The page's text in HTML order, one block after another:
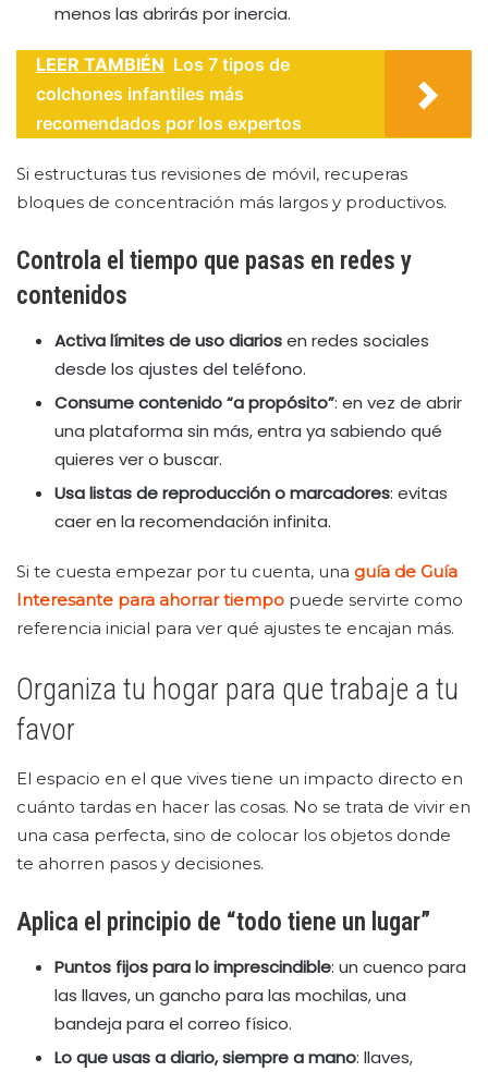
menos las abrirás por inercia.
LEER TAMBIÉN Los 7 tipos de
colchones infantiles más
recomendados por los expertos
Si estructuras tus revisiones de móvil, recuperas
bloques de concentración más largos y productivos.
Controla el tiempo que pasas en redes y
contenidos
Activa límites de uso diariosen redes sociales
desde los ajustes del teléfono.
Consume contenido “a propósito”: en vez de abrir
una plataforma sin más, entra ya sabiendo qué
quieres ver o buscar.
Usa listas de reproducción o marcadores: evitas
caer en la recomendación infinita.
Si te cuesta empezar por tu cuenta, una guía de Guía
Interesante para ahorrar tiempo puede servirte como
referencia inicial para ver qué ajustes te encajan más.
Organiza tu hogar para que trabaje a tu
favor
El espacio en el que vives tiene un impacto directo en
cuánto tardas en hacer las cosas. No se trata de vivir en
una casa perfecta, sino de colocar los objetos donde
te ahorren pasos y decisiones.
Aplica el principio de “todo tiene un lugar”
Puntos fijos para lo imprescindible: un cuenco para
las llaves, un gancho para las mochilas, una
bandeja para el correo físico.
Lo que usas a diario, siempre a mano: llaves,